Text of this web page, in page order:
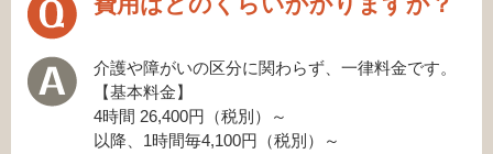
介護や障がいの区分に関わらず、一律料金です。
【基本料金】
4時間 26,400円（税別）～
以降、1時間毎4,100円（税別）～